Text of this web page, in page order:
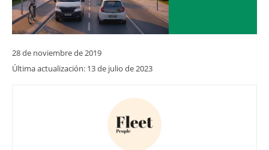
28 de noviembre de 2019
Última actualización: 13 de julio de 2023